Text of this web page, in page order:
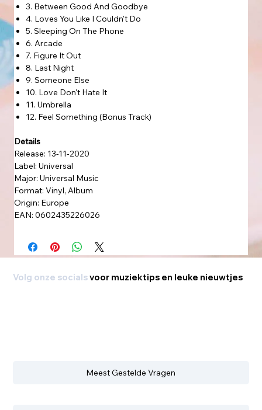
3. Between Good And Goodbye
4. Loves You Like I Couldn't Do
5. Sleeping On The Phone
6. Arcade
7. Figure It Out
8. Last Night
9. Someone Else
10. Love Don't Hate It
11. Umbrella
12. Feel Something (Bonus Track)
Details
Release: 13-11-2020
Label: Universal
Major: Universal Music
Format: Vinyl, Album
Origin: Europe
EAN: 0602435226026
Volg onze socialsvoor muziektips en leuke nieuwtjes
Meest Gestelde Vragen